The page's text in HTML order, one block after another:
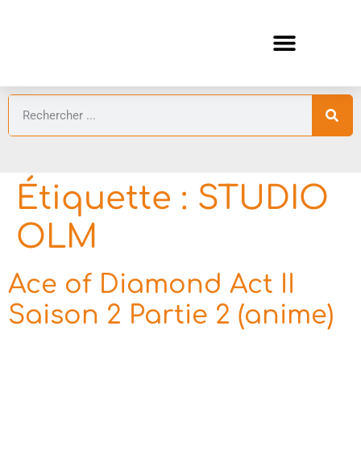
Étiquette : STUDIO
OLM
Ace of Diamond Act II
Saison 2 Partie 2 (anime)